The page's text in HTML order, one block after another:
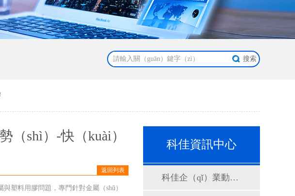
（shì）-快（kuài）
返回列表
塑料用膠問題，專門針對金屬（shǔ）
科佳資訊中心
科佳企（qǐ）業動態（tài）